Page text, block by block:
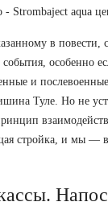
Strombaject aqua
в повести,
особенно
и
Туле. Но не
стройка, и мы —